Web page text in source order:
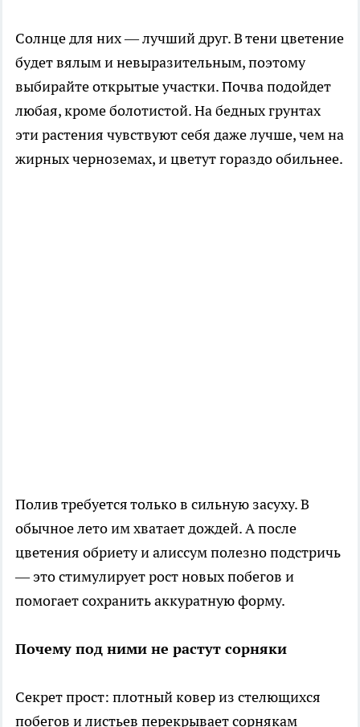
Солнце для них — лучший друг. В тени цветение
будет вялым и невыразительным, поэтому
выбирайте открытые участки. Почва подойдет
любая, кроме болотистой. На бедных грунтах
эти растения чувствуют себя даже лучше, чем на
жирных черноземах, и цветут гораздо обильнее.
Полив требуется только в сильную засуху. В
обычное лето им хватает дождей. А после
цветения обриету и алиссум полезно подстричь
— это стимулирует рост новых побегов и
помогает сохранить аккуратную форму.
Почему под ними не растут сорняки
Секрет прост: плотный ковер из стелющихся
побегов и листьев перекрывает сорнякам